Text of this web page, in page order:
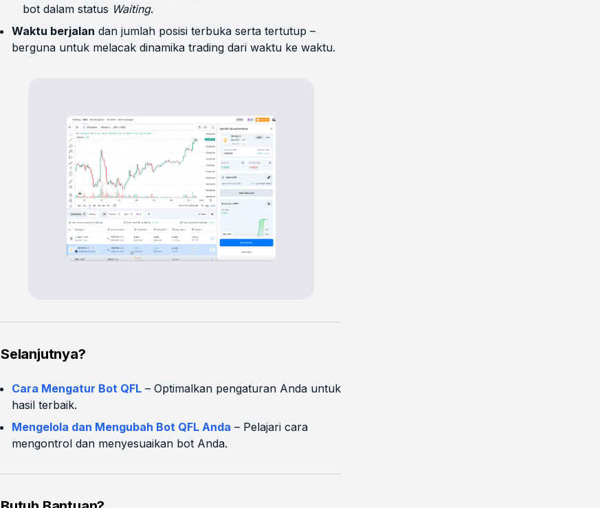
bot dalam status Waiting.
Waktu berjalan dan jumlah posisi terbuka serta tertutup –
berguna untuk melacak dinamika trading dari waktu ke waktu.
Selanjutnya?
Cara Mengatur Bot QFL – Optimalkan pengaturan Anda untuk
hasil terbaik.
Mengelola dan Mengubah Bot QFL Anda – Pelajari cara
mengontrol dan menyesuaikan bot Anda.